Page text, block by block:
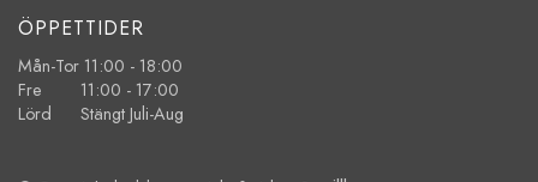
ÖPPETTIDER
Mån-Tor 11:00 - 18:00
Fre 11:00 - 17:00
Lörd Stängt Juli-Aug